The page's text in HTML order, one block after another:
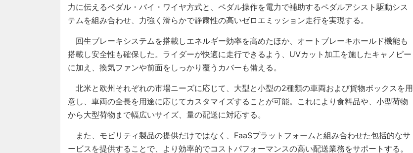
力に伝えるペダル・バイ・ワイヤ方式と、ペダル操作を電力で補助するペダルアシスト駆動シス
テムを組み合わせ、力強く滑らかで静粛性の高いゼロエミッション走行を実現する。
回生ブレーキシステムを搭載しエネルギー効率を高めたほか、オートブレーキホールド機能も
搭載し安全性も確保した。ライダーが快適に走行できるよう、UVカット加工を施したキャノピー
に加え、換気ファンや前面をしっかり覆うカバーも備える。
北米と欧州それぞれの市場ニーズに応じて、大型と小型の2種類の車両および貨物ボックスを用
意し、車両の全長を用途に応じてカスタマイズすることが可能。これにより食料品や、小型荷物
から大型荷物まで幅広いサイズ、量の配送に対応する。
また、モビリティ製品の提供だけではなく、FaaSプラットフォームと組み合わせた包括的なサ
ービスを提供することで、より効率的でコストパフォーマンスの高い配送業務をサポートする。